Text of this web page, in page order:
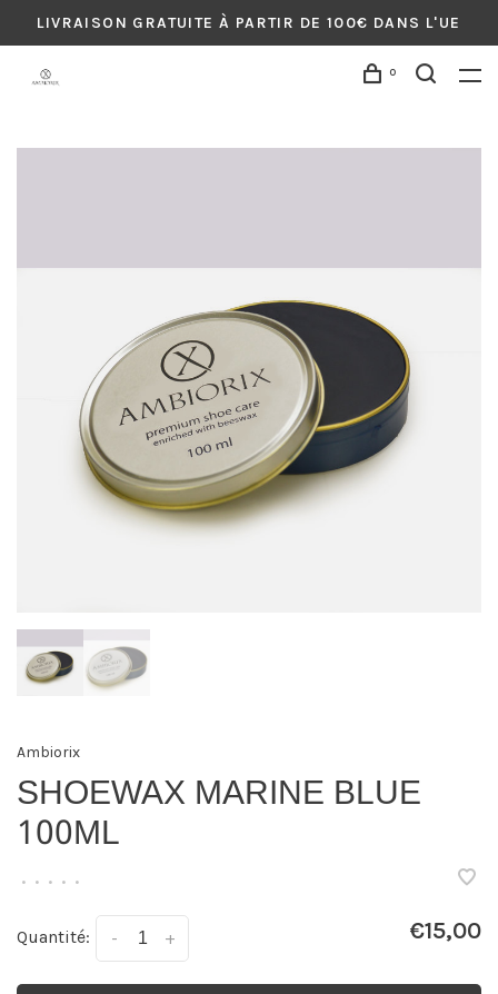
LIVRAISON GRATUITE À PARTIR DE 100€ DANS L'UE
0
Ambiorix
SHOEWAX MARINE BLUE
100ML
• • • • •
Quantité: +
- €15,00